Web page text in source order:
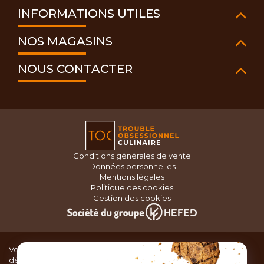
INFORMATIONS UTILES
NOS MAGASINS
NOUS CONTACTER
Conditions générales de vente
Données personnelles
Mentions légales
Politique des cookies
Gestion des cookies
Vous recherchez du matériel de cuisine pour concocter de
délicieux plats ou des pâtisseries dignes d’un grand chef ?